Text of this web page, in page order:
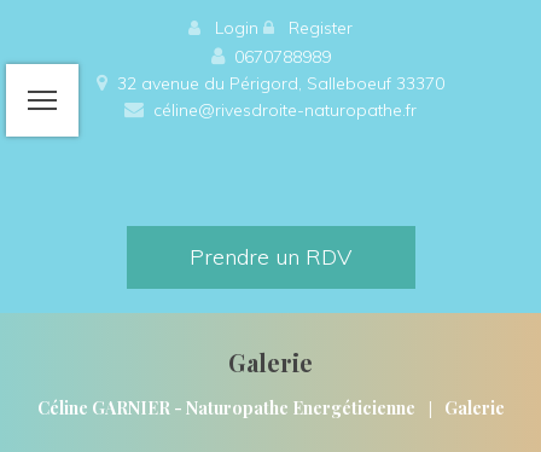
Login
Register
0670788989
32 avenue du Périgord, Salleboeuf 33370
céline@rivesdroite-naturopathe.fr
Prendre un RDV
Galerie
Céline GARNIER - Naturopathe Energéticienne | Galerie